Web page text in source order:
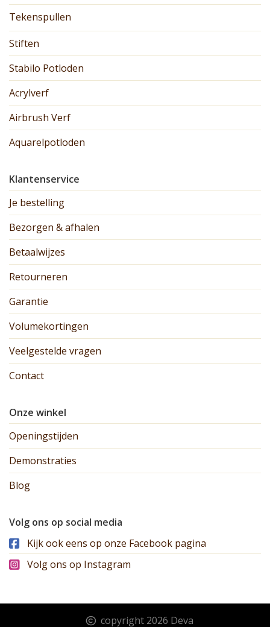
Tekenspullen
Stiften
Stabilo Potloden
Acrylverf
Airbrush Verf
Aquarelpotloden
Klantenservice
Je bestelling
Bezorgen & afhalen
Betaalwijzes
Retourneren
Garantie
Volumekortingen
Veelgestelde vragen
Contact
Onze winkel
Openingstijden
Demonstraties
Blog
Volg ons op social media
Kijk ook eens op onze Facebook pagina
Volg ons op Instagram
copyright 2026 Deva